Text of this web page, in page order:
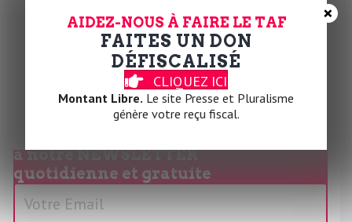
la Rédaction
Partager cet article
à notreNEWSLETTER
quotidienne et gratuite
V
o
AIDEZ-NOUS À FAIRE LE TAF
FAITES UN DON
DÉFISCALISÉ
CLIQUEZ ICI
Montant Libre. Le site Presse et Pluralisme
génère votre reçu fiscal.
×